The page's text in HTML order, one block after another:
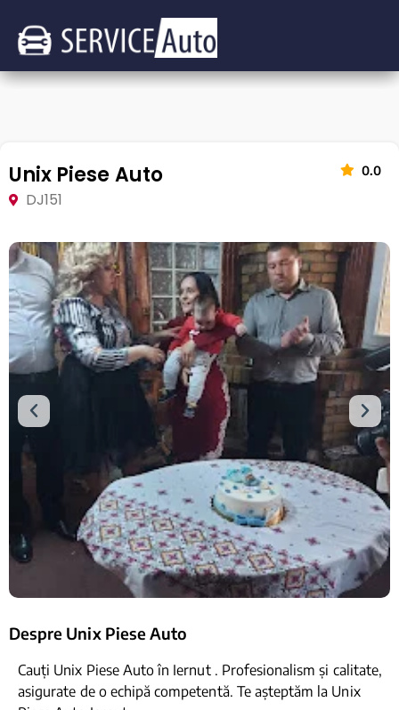
Unix Piese Auto 0.0
DJ151
Despre Unix Piese Auto
Cauți Unix Piese Auto în Iernut . Profesionalism și calitate,
asigurate de o echipă competentă. Te așteptăm la Unix